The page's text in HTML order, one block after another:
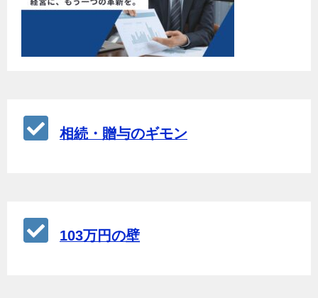
相続・贈与のギモン
103万円の壁